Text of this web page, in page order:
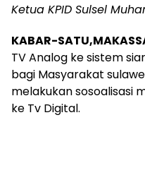
Ketua KPID Sulsel
KABAR-
TV Analog ke sistem
bagi Masyarakat
melakukan sosoalisasi
ke Tv Digital.